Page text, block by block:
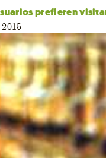
prefieren